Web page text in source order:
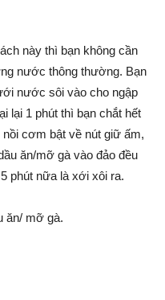
này thì bạn không cần
nước thông thường. Bạn
nước sôi vào cho ngập
lại 1 phút thì bạn chắt hết
cơm bật về nút giữ ấm,
ăn/mỡ gà vào đảo đều
phút nữa là xới xôi ra.
ăn/ mỡ gà.